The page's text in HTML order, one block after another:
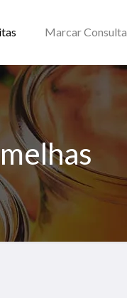
Marcar Consulta